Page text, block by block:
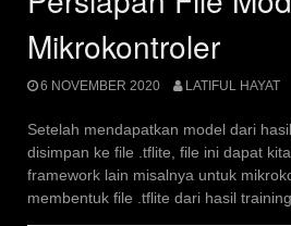
Mikrokontroler
6 NOVEMBER 2020 LATIFUL HAYAT
Setelah mendapatkan model dari
disimpan ke file .tflite, file ini dapat
framework lain misalnya untuk
membentuk file .tflite dari hasil